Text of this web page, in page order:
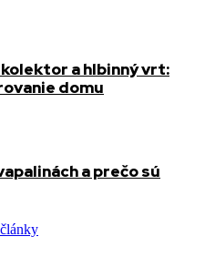
a hlbinný vrt:
domu
a prečo sú